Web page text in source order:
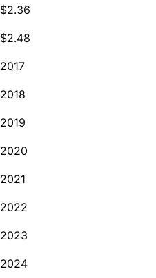
$2.36
$2.48
2017
2018
2019
2020
2021
2022
2023
2024